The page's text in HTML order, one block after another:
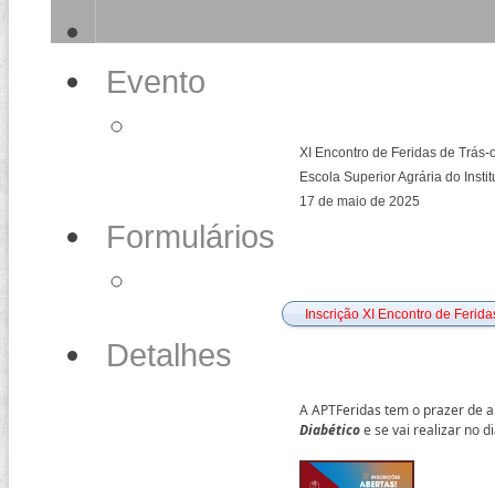
Evento
XI Encontro de Feridas de
Escola Superior Agrária do
17 de maio de 2025
Formulários
Inscrição XI Encontro de
Detalhes
A APTFeridas tem o prazer de
Diabéticoe se vai realizar no